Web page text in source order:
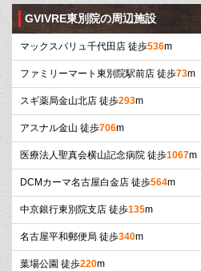
GVIVRE東別院の周辺施設
マックスバリュ千代田店 徒歩536m
ファミリーマート東別院駅前店 徒歩73m
スギ薬局金山北店 徒歩293m
アスナル金山 徒歩706m
医療法人聖真会横山記念病院 徒歩1067m
DCMカーマ名古屋白金店 徒歩564m
中京銀行東別院支店 徒歩135m
名古屋平和郵便局 徒歩340m
葉場公園 徒歩220m